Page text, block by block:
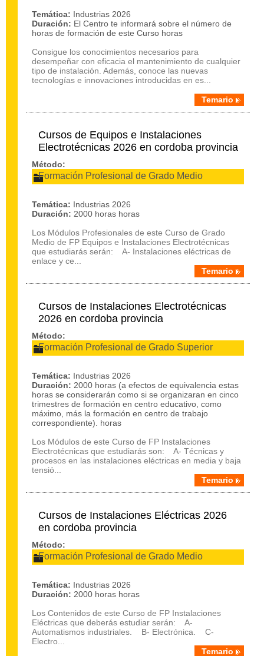
Temática: Industrias 2026
Duración: El Centro te informará sobre el número de
horas de formación de este Curso horas
Consigue los conocimientos necesarios para
desempeñar con eficacia el mantenimiento de cualquier
tipo de instalación. Además, conoce las nuevas
tecnologías e innovaciones introducidas en es...
Temario
Cursos de Equipos e Instalaciones
Electrotécnicas 2026 en cordoba provincia
Método:
Formación Profesional de Grado Medio
Temática: Industrias 2026
Duración: 2000 horas horas
Los Módulos Profesionales de este Curso de Grado
Medio de FP Equipos e Instalaciones Electrotécnicas
que estudiarás serán: A- Instalaciones eléctricas de
enlace y ce...
Temario
Cursos de Instalaciones Electrotécnicas
2026 en cordoba provincia
Método:
Formación Profesional de Grado Superior
Temática: Industrias 2026
Duración: 2000 horas (a efectos de equivalencia estas
horas se considerarán como si se organizaran en cinco
trimestres de formación en centro educativo, como
máximo, más la formación en centro de trabajo
correspondiente). horas
Los Módulos de este Curso de FP Instalaciones
Electrotécnicas que estudiarás son: A- Técnicas y
procesos en las instalaciones eléctricas en media y baja
tensió...
Temario
Cursos de Instalaciones Eléctricas 2026
en cordoba provincia
Método:
Formación Profesional de Grado Medio
Temática: Industrias 2026
Duración: 2000 horas horas
Los Contenidos de este Curso de FP Instalaciones
Eléctricas que deberás estudiar serán: A-
Automatismos industriales. B- Electrónica. C-
Electro...
Temario